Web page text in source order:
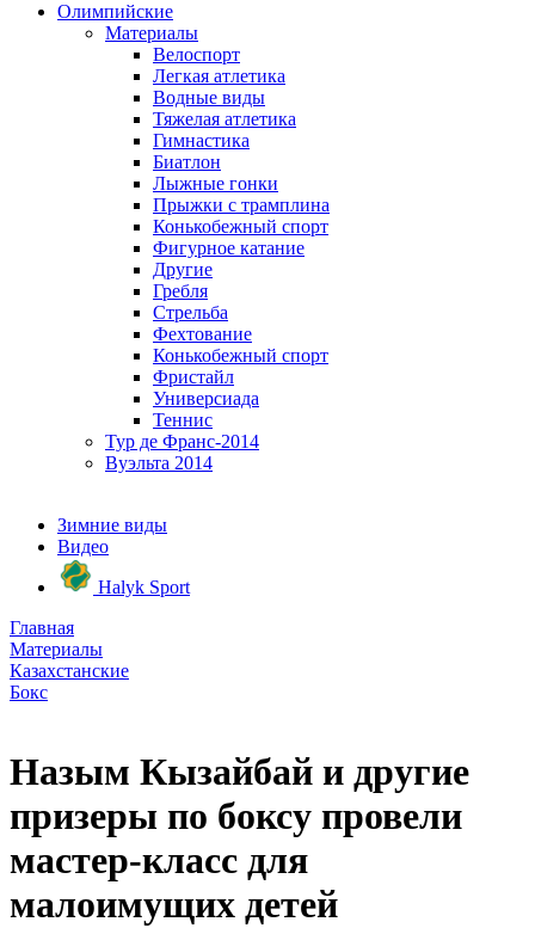
Олимпийские
Материалы
Велоспорт
Легкая атлетика
Водные виды
Тяжелая атлетика
Гимнастика
Биатлон
Лыжные гонки
Прыжки с трамплина
Конькобежный спорт
Фигурное катание
Другие
Гребля
Стрельба
Фехтование
Конькобежный спорт
Фристайл
Универсиада
Теннис
Тур де Франс-2014
Вуэльта 2014
Зимние виды
Видео
Halyk Sport
Главная
Материалы
Казахстанские
Бокс
Назым Кызайбай и другие
призеры по боксу провели
мастер-класс для
малоимущих детей